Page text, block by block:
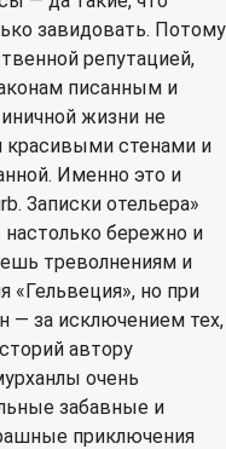
завидовать. Потому
репутацией,
писанным и
жизни не
стенами и
Именно это и
Записки отельера»
бережно и
треволнениям и
«Гельвеция», но при
— за исключением тех,
автору
очень
забавные и
приключения